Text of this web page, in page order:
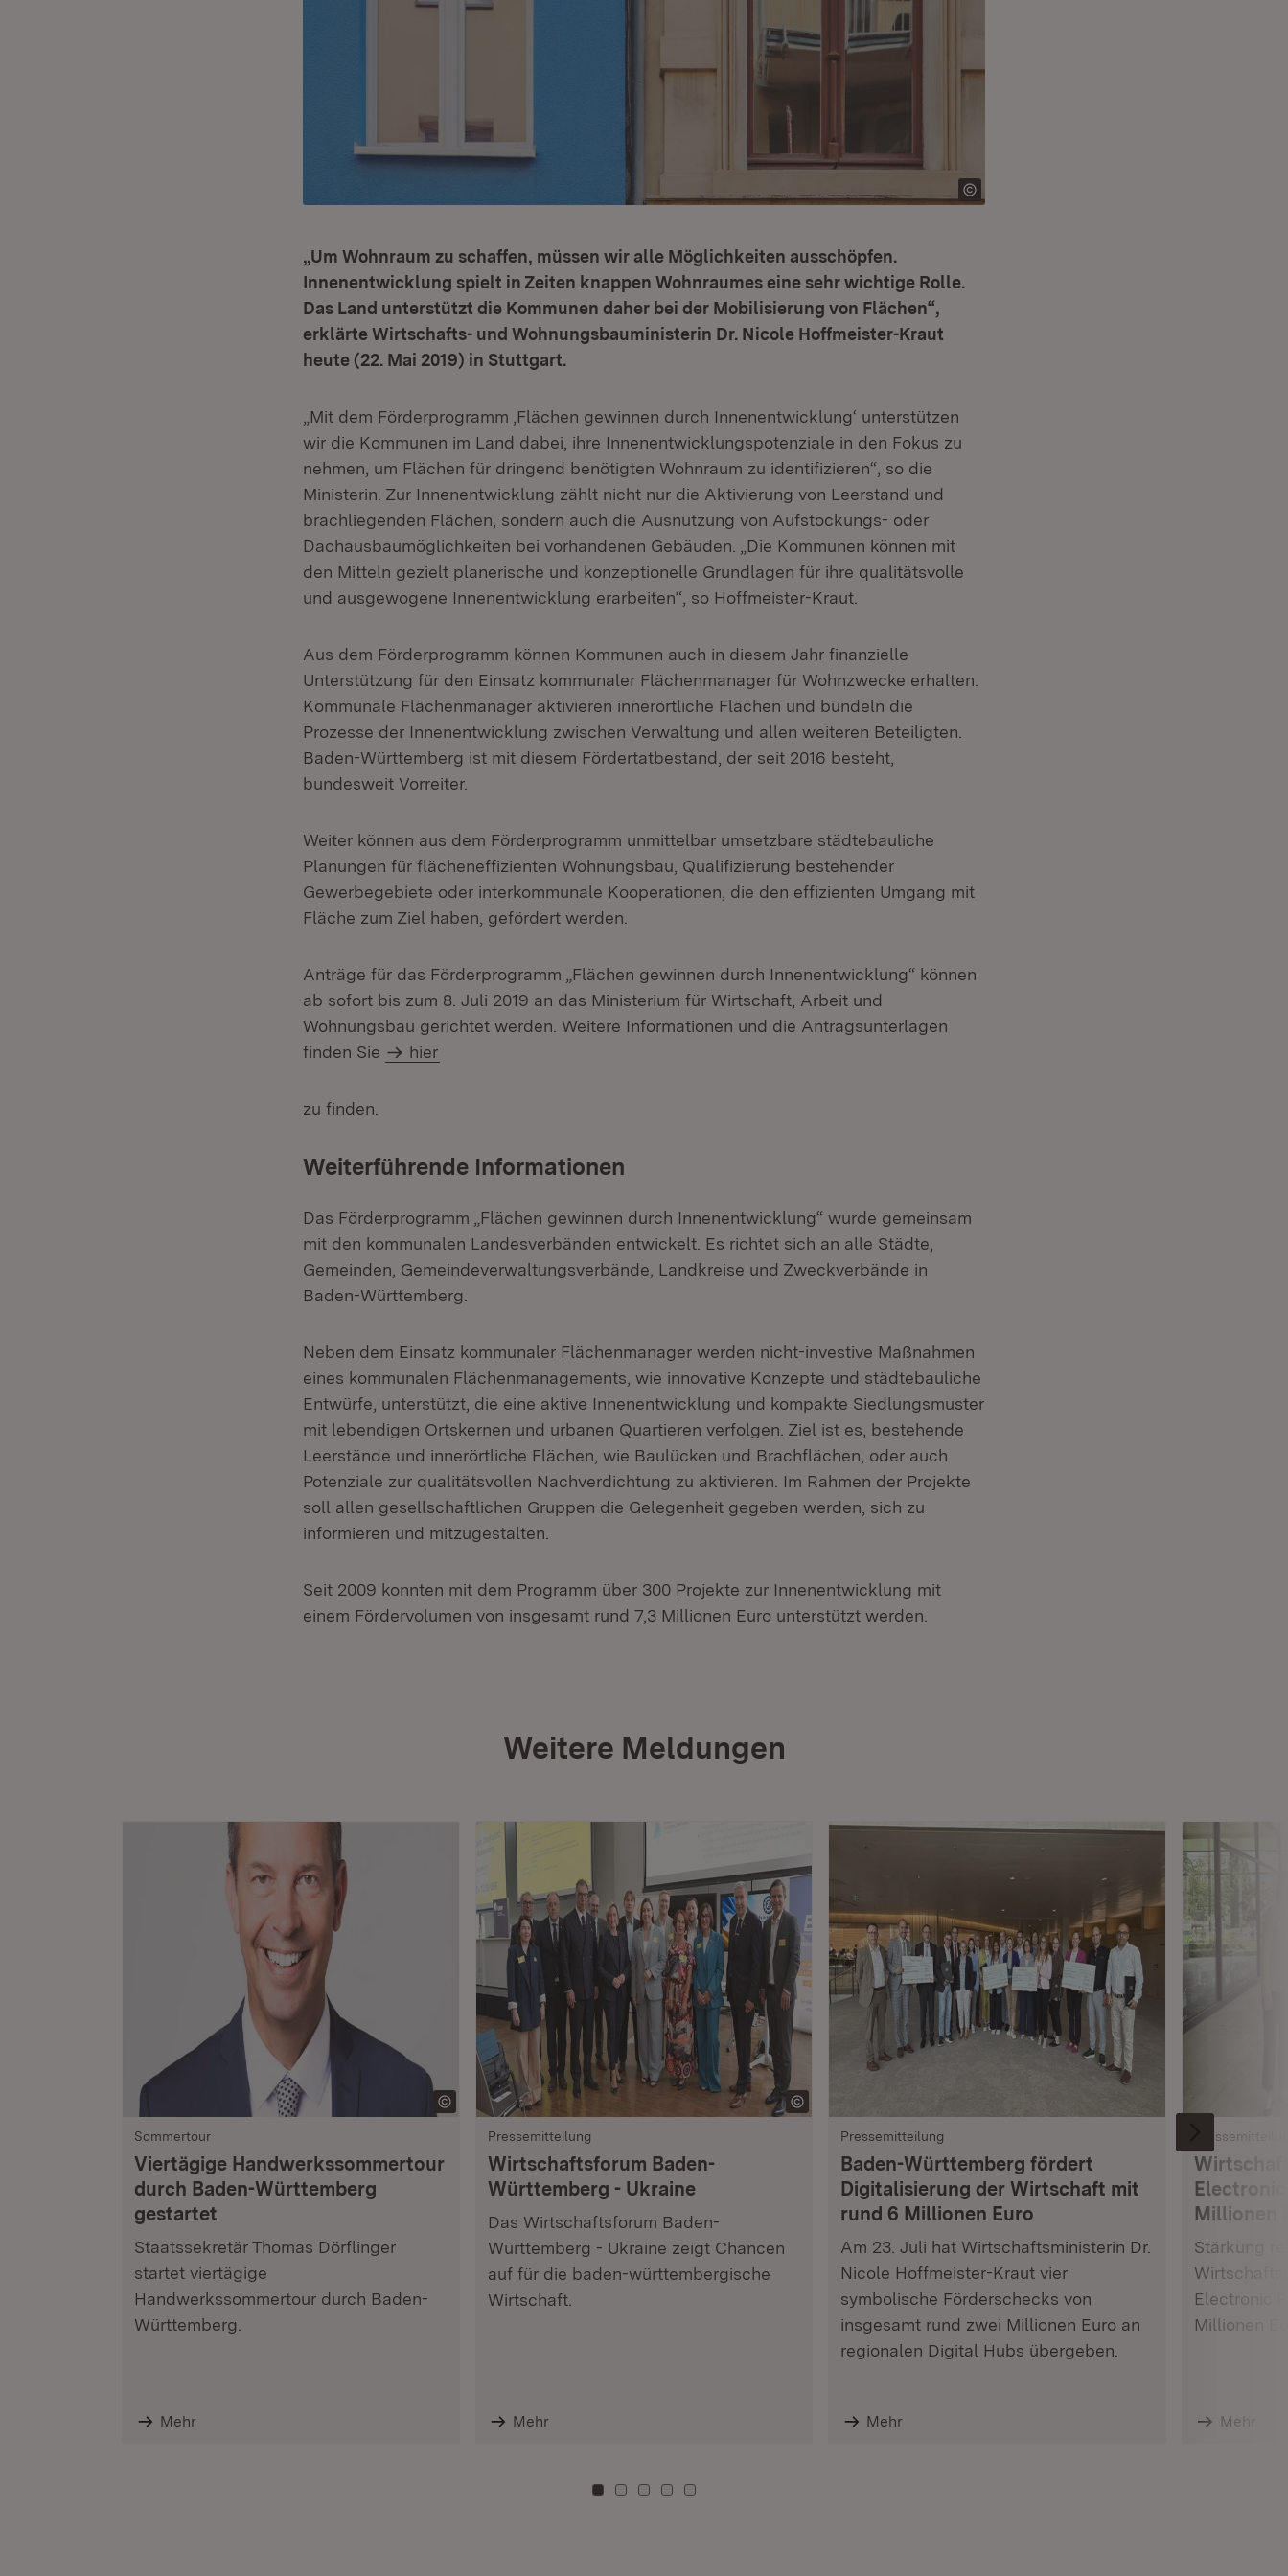
„Um Wohnraum zu schaffen, müssen wir alle Möglichkeiten ausschöpfen.
Innenentwicklung spielt in Zeiten knappen Wohnraumes eine sehr wichtige Rolle.
Das Land unterstützt die Kommunen daher bei der Mobilisierung von Flächen“,
erklärte Wirtschafts- und Wohnungsbauministerin Dr. Nicole Hoffmeister-Kraut
heute (22. Mai 2019) in Stuttgart.
„Mit dem Förderprogramm ,Flächen gewinnen durch Innenentwicklung‘ unterstützen
wir die Kommunen im Land dabei, ihre Innenentwicklungspotenziale in den Fokus zu
nehmen, um Flächen für dringend benötigten Wohnraum zu identifizieren“, so die
Ministerin. Zur Innenentwicklung zählt nicht nur die Aktivierung von Leerstand und
brachliegenden Flächen, sondern auch die Ausnutzung von Aufstockungs- oder
Dachausbaumöglichkeiten bei vorhandenen Gebäuden. „Die Kommunen können mit
den Mitteln gezielt planerische und konzeptionelle Grundlagen für ihre qualitätsvolle
und ausgewogene Innenentwicklung erarbeiten“, so Hoffmeister-Kraut.
Aus dem Förderprogramm können Kommunen auch in diesem Jahr finanzielle
Unterstützung für den Einsatz kommunaler Flächenmanager für Wohnzwecke erhalten.
Kommunale Flächenmanager aktivieren innerörtliche Flächen und bündeln die
Prozesse der Innenentwicklung zwischen Verwaltung und allen weiteren Beteiligten.
Baden-Württemberg ist mit diesem Fördertatbestand, der seit 2016 besteht,
bundesweit Vorreiter.
Weiter können aus dem Förderprogramm unmittelbar umsetzbare städtebauliche
Planungen für flächeneffizienten Wohnungsbau, Qualifizierung bestehender
Gewerbegebiete oder interkommunale Kooperationen, die den effizienten Umgang mit
Fläche zum Ziel haben, gefördert werden.
Anträge für das Förderprogramm „Flächen gewinnen durch Innenentwicklung“ können
ab sofort bis zum 8. Juli 2019 an das Ministerium für Wirtschaft, Arbeit und
Wohnungsbau gerichtet werden. Weitere Informationen und die Antragsunterlagen
finden Sie
hier
zu finden.
Weiterführende Informationen
Das Förderprogramm „Flächen gewinnen durch Innenentwicklung“ wurde gemeinsam
mit den kommunalen Landesverbänden entwickelt. Es richtet sich an alle Städte,
Gemeinden, Gemeindeverwaltungsverbände, Landkreise und Zweckverbände in
Baden-Württemberg.
Neben dem Einsatz kommunaler Flächenmanager werden nicht-investive Maßnahmen
eines kommunalen Flächenmanagements, wie innovative Konzepte und städtebauliche
Entwürfe, unterstützt, die eine aktive Innenentwicklung und kompakte Siedlungsmuster
mit lebendigen Ortskernen und urbanen Quartieren verfolgen. Ziel ist es, bestehende
Leerstände und innerörtliche Flächen, wie Baulücken und Brachflächen, oder auch
Potenziale zur qualitätsvollen Nachverdichtung zu aktivieren. Im Rahmen der Projekte
soll allen gesellschaftlichen Gruppen die Gelegenheit gegeben werden, sich zu
informieren und mitzugestalten.
Seit 2009 konnten mit dem Programm über 300 Projekte zur Innenentwicklung mit
einem Fördervolumen von insgesamt rund 7,3 Millionen Euro unterstützt werden.
Weitere Meldungen
Sommertour
Viertägige Handwerkssommertour
durch Baden-Württemberg
gestartet
Staatssekretär Thomas Dörflinger
startet viertägige
Handwerkssommertour durch Baden-
Württemberg.
Mehr
Pressemitteilung
Wirtschaftsforum Baden-
Württemberg - Ukraine
Das Wirtschaftsforum Baden-
Württemberg - Ukraine zeigt Chancen
auf für die baden-württembergische
Wirtschaft.
Mehr
Pressemitteilung
Baden-Württemberg fördert
Digitalisierung der Wirtschaft mit
rund 6 Millionen Euro
Am 23. Juli hat Wirtschaftsministerin Dr.
Nicole Hoffmeister-Kraut vier
symbolische Förderschecks von
insgesamt rund zwei Millionen Euro an
regionalen Digital Hubs übergeben.
Mehr
Millionen
Stärkung
Electronic
Millionen
Mehr
Zu Kachel: 0
Zu Kachel: 3
Zu Kachel: 6
Zu Kachel: 9
Zu Kachel: 12